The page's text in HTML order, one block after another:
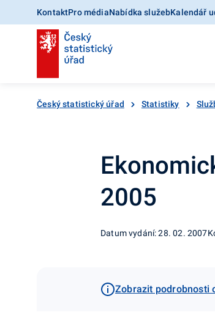
KontaktPro médiaNabídka služebKalendář
Český statistický úřad Statistiky
2005
Datum vydání: 28. 02. 2007
Zobrazit podrobnosti